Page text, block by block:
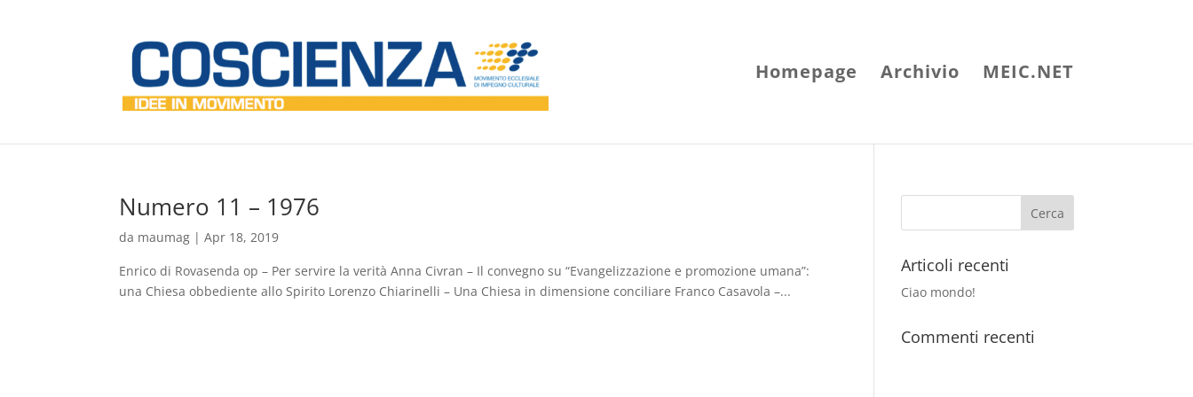
Homepage Archivio MEIC.NET
Numero 11 – 1976
da maumag |Apr 18, 2019
Enrico di Rovasenda op – Per servire la verità Anna Civran – Il convegno su “Evangelizzazione e promozione umana”:
una Chiesa obbediente allo Spirito Lorenzo Chiarinelli – Una Chiesa in dimensione conciliare Franco Casavola –...
Articoli recenti
Ciao mondo!
Commenti recenti